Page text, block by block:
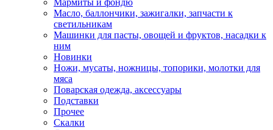
Мармиты и фондю
Масло, баллончики, зажигалки, запчасти к
светильникам
Машинки для пасты, овощей и фруктов, насадки к
ним
Новинки
Ножи, мусаты, ножницы, топорики, молотки для
мяса
Поварская одежда, аксессуары
Подставки
Прочее
Скалки